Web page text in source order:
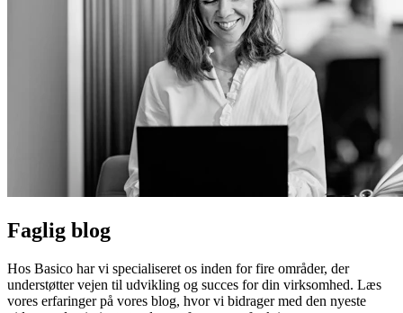
Faglig blog
Hos Basico har vi specialiseret os inden for fire områder, der
understøtter vejen til udvikling og succes for din virksomhed. Læs
vores erfaringer på vores blog, hvor vi bidrager med den nyeste